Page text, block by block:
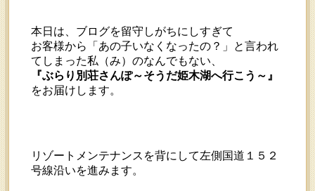
本日は、ブログを留守しがちにしすぎて
お客様から「あの子いなくなったの？」と言われ
てしまった私（み）のなんでもない、
『ぶらり別荘さんぽ～そうだ姫木湖へ行こう～』
をお届けします。
リゾートメンテナンスを背にして左側国道１５２
号線沿いを進みます。